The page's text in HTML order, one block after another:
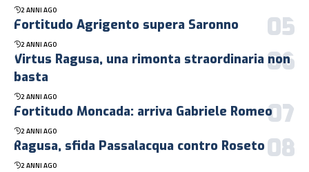
2 ANNI AGO
Fortitudo Agrigento supera Saronno
2 ANNI AGO
Virtus Ragusa, una rimonta straordinaria non
basta
2 ANNI AGO
Fortitudo Moncada: arriva Gabriele Romeo
2 ANNI AGO
Ragusa, sfida Passalacqua contro Roseto
2 ANNI AGO